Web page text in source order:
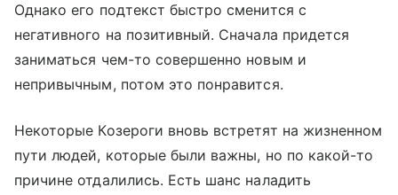
Однако его подтекст быстро сменится с
негативного на позитивный. Сначала придется
заниматься чем-то совершенно новым и
непривычным, потом это понравится.
Некоторые Козероги вновь встретят на жизненном
пути людей, которые были важны, но по какой-то
причине отдалились. Есть шанс наладить